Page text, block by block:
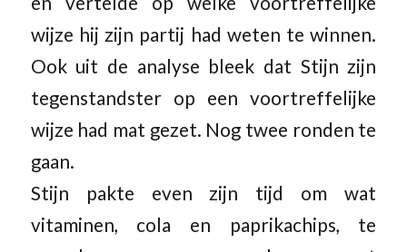
wijze hij zijn partij had weten te winnen.
Ook uit de analyse bleek dat Stijn zijn
tegenstandster op een voortreffelijke
wijze had mat gezet. Nog twee ronden te
gaan.
Stijn pakte even zijn tijd om wat
vitaminen, cola en paprikachips, te